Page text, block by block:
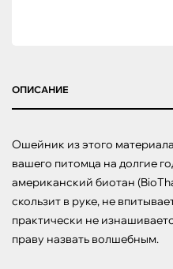
ОПИСАНИЕ
Ошейник из этого
вашего питомца на долгие
американский биотан
скользит в руке, не
практически не
праву назвать волшебным.